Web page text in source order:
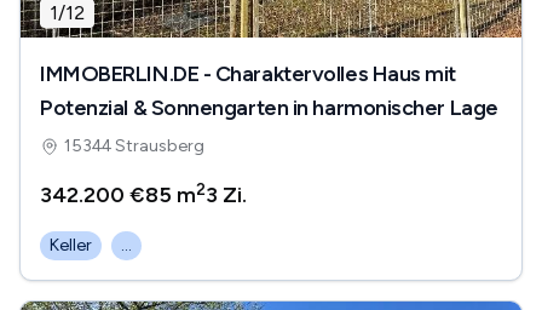
1/12
IMMOBERLIN.DE - Charaktervolles Haus mit
Potenzial & Sonnengarten in harmonischer Lage
15344 Strausberg
342.200 €85 m23 Zi.
Keller ...